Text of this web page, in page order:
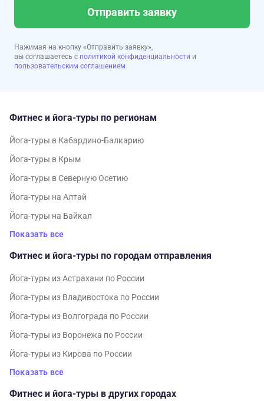
Отправить заявку
Нажимая на кнопку «Отправить заявку»,
вы соглашаетесь с политикой конфиденциальности и
пользовательским соглашением
Фитнес и йога-туры по регионам
Йога-туры в Кабардино-Балкарию
Йога-туры в Крым
Йога-туры в Северную Осетию
Йога-туры на Алтай
Йога-туры на Байкал
Показать все
Фитнес и йога-туры по городам отправления
Йога-туры из Астрахани по России
Йога-туры из Владивостока по России
Йога-туры из Волгограда по России
Йога-туры из Воронежа по России
Йога-туры из Кирова по России
Показать все
Фитнес и йога-туры в других городах